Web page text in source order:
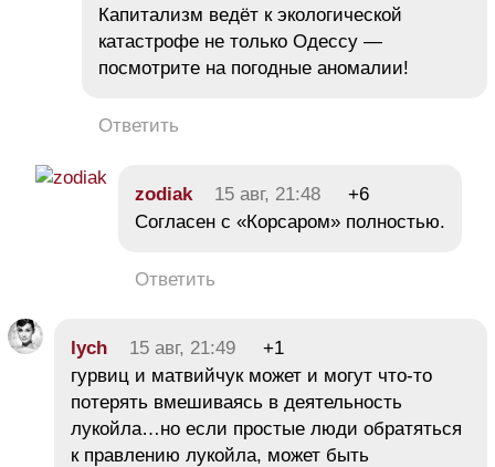
Капитализм ведёт к экологической
катастрофе не только Одессу —
посмотрите на погодные аномалии!
Ответить
zodiak 15 авг, 21:48
+6
Согласен с «Корсаром» полностью.
Ответить
lych 15 авг, 21:49
+1
гурвиц и матвийчук может и могут что-то
потерять вмешиваясь в деятельность
лукойла…но если простые люди обратяться
к правлению лукойла, может быть